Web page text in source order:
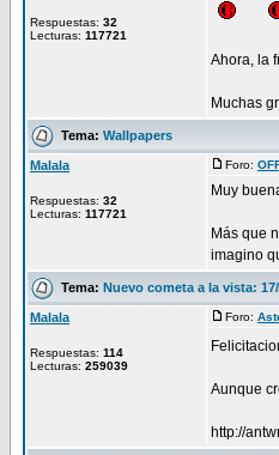
Respuestas: 32
Lecturas: 117721
Ahora, la
Muchas
Tema: Wallpapers
Malala
Respuestas: 32
Lecturas: 117721
Foro:
Muy
Más que
imagino
Tema: Nuevo cometa a la vista:
Malala
Respuestas: 114
Lecturas: 259039
Foro:
Aunque
http://